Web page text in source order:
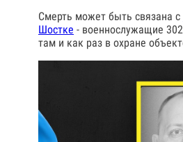
Смерть может быть связана с
Шостке - военнослужащие
там и как раз в охране